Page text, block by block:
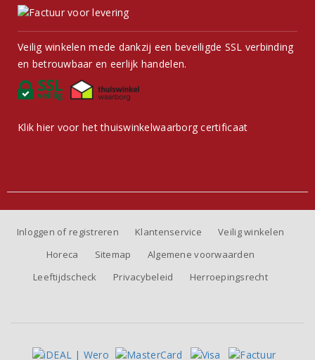
Veilig winkelen mede dankzij een beveiligde SSL verbinding
en betrouwbaar en eerlijk handelen.
Klik hier voor het thuiswinkelwaarborg certificaat
Inloggen of registreren Klantenservice
Veilig winkelen
Horeca
Sitemap
Algemene voorwaarden
Leeftijdscheck
Privacybeleid Herroepingsrecht